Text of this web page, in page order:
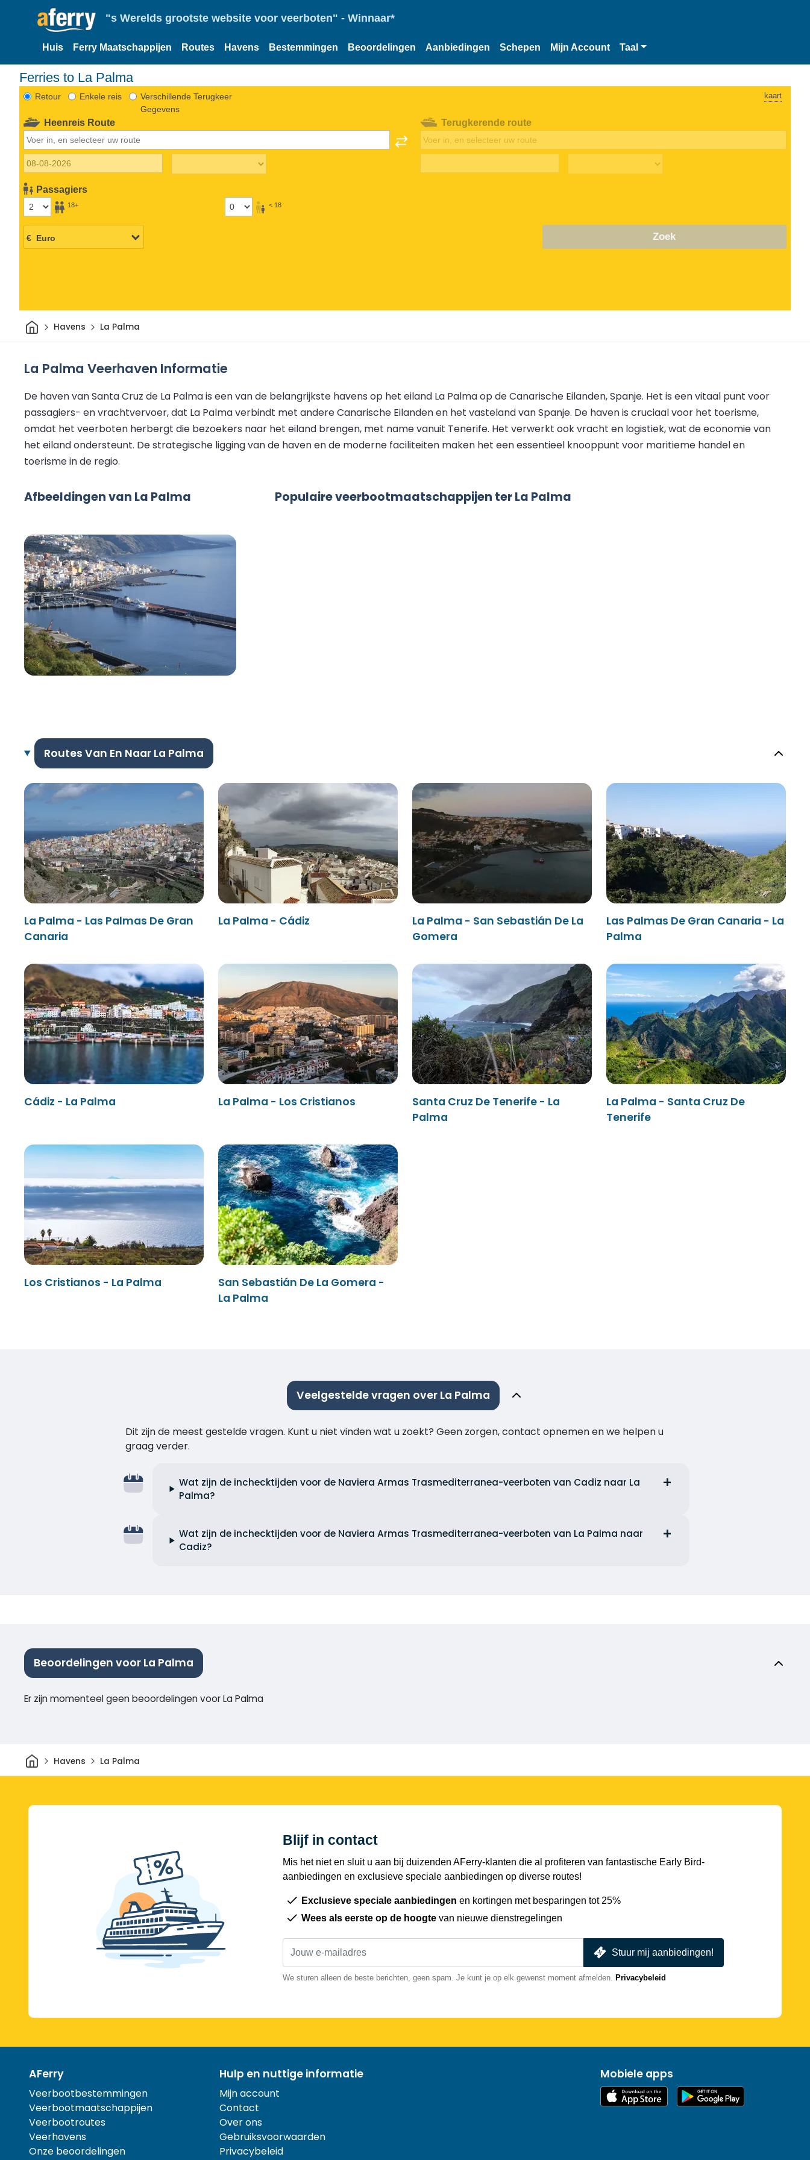
"s Werelds grootste website voor veerboten" - Winnaar*
Huis Ferry Maatschappijen Routes Havens Bestemmingen Beoordelingen Aanbiedingen Schepen Mijn Account Taal
Ferries to La Palma
Retour Enkele reis
Verschillende Terugkeer
Gegevens
kaart
Heenreis Route
Passagiers
18+ < 18
Terugkerende route
Zoek
ThuisHavens La Palma
La Palma Veerhaven Informatie
De haven van Santa Cruz de La Palma is een van de belangrijkste havens op het eiland La Palma op de Canarische Eilanden, Spanje. Het is een vitaal punt voor
passagiers- en vrachtvervoer, dat La Palma verbindt met andere Canarische Eilanden en het vasteland van Spanje. De haven is cruciaal voor het toerisme,
omdat het veerboten herbergt die bezoekers naar het eiland brengen, met name vanuit Tenerife. Het verwerkt ook vracht en logistiek, wat de economie van
het eiland ondersteunt. De strategische ligging van de haven en de moderne faciliteiten maken het een essentieel knooppunt voor maritieme handel en
toerisme in de regio.
Afbeeldingen van La Palma Populaire veerbootmaatschappijen ter La Palma
Routes Van En Naar La Palma
La Palma - Las Palmas De Gran
Canaria
La Palma - Cádiz
La Palma - San Sebastián De La
Gomera
Las Palmas De Gran Canaria - La
Palma
Cádiz - La Palma La Palma - Los Cristianos
Santa Cruz De Tenerife - La
Palma
La Palma - Santa Cruz De
Tenerife
Los Cristianos - La Palma
San Sebastián De La Gomera -
La Palma
Veelgestelde vragen over La Palma
Dit zijn de meest gestelde vragen. Kunt u niet vinden wat u zoekt? Geen zorgen, contact opnemen en we helpen u
graag verder.
Wat zijn de inchecktijden voor de Naviera Armas Trasmediterranea-veerboten van Cadiz naar La
Palma?
Wat zijn de inchecktijden voor de Naviera Armas Trasmediterranea-veerboten van La Palma naar
Cadiz?
Beoordelingen voor La Palma
Er zijn momenteel geen beoordelingen voor La Palma
ThuisHavens La Palma
Blijf in contact
Mis het niet en sluit u aan bij duizenden AFerry-klanten die al profiteren van fantastische Early Bird-
aanbiedingen en exclusieve speciale aanbiedingen op diverse routes!
Exclusieve speciale aanbiedingen en kortingen met besparingen tot 25%
Wees als eerste op de hoogte van nieuwe dienstregelingen
Stuur mij aanbiedingen!
We sturen alleen de beste berichten, geen spam. Je kunt je op elk gewenst moment afmelden. Privacybeleid
AFerry
Veerbootbestemmingen
Veerbootmaatschappijen
Veerbootroutes
Veerhavens
Onze beoordelingen
Hulp en nuttige informatie
Mijn account
Contact
Over ons
Gebruiksvoorwaarden
Privacybeleid
Mobiele apps